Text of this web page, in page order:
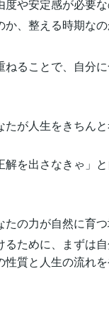
や安定感が必要な
、整える時期なの
ねることで、自分
たが人生をきちん
解を出さなきゃ」
の力が自然に育つ
るために、まずは
性質と人生の流れ